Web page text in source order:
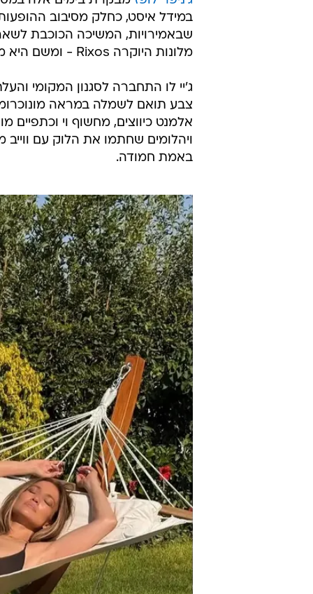
שבאמירויות, המשיכה הכוכבת
מלונות היוקרה Rixos - ומשם היא ממשיכה לקזחסטן, ארמניה וטורקיה.
ג'יי לו התחברה לסגנון המקומי
צבע תואם לשמלה במראה
אלמנט כיווצים, מחשוף וי
באמת חמודה.